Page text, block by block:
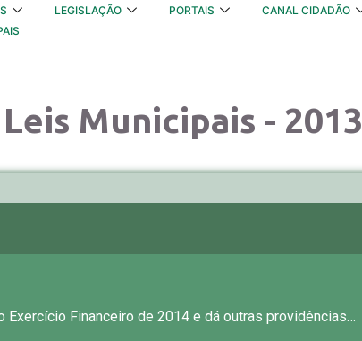
LEGISLAÇÃO PORTAIS
CANAL CIDADÃO
Leis Municipais - 2013
Financeiro de 2014 e dá outras providências…